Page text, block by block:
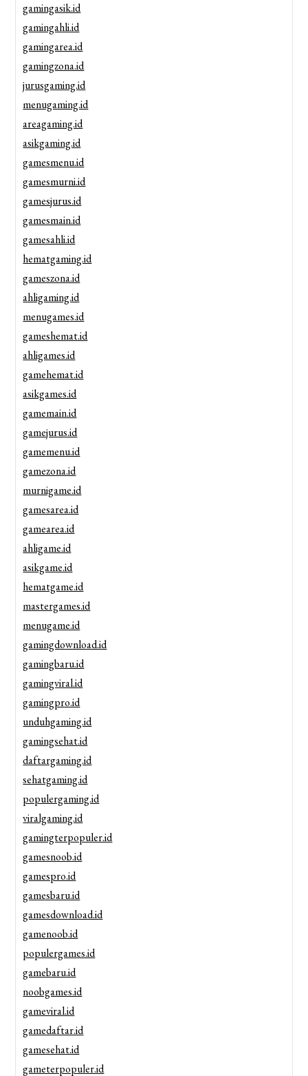
gamingasik.id
gamingahli.id
gamingarea.id
gamingzona.id
jurusgaming.id
menugaming.id
areagaming.id
asikgaming.id
gamesmenu.id
gamesmurni.id
gamesjurus.id
gamesmain.id
gamesahli.id
hematgaming.id
gameszona.id
ahligaming.id
menugames.id
gameshemat.id
ahligames.id
gamehemat.id
asikgames.id
gamemain.id
gamejurus.id
gamemenu.id
gamezona.id
murnigame.id
gamesarea.id
gamearea.id
ahligame.id
asikgame.id
hematgame.id
mastergames.id
menugame.id
gamingdownload.id
gamingbaru.id
gamingviral.id
gamingpro.id
unduhgaming.id
gamingsehat.id
daftargaming.id
sehatgaming.id
populergaming.id
viralgaming.id
gamingterpopuler.id
gamesnoob.id
gamespro.id
gamesbaru.id
gamesdownload.id
gamenoob.id
populergames.id
gamebaru.id
noobgames.id
gameviral.id
gamedaftar.id
gamesehat.id
gameterpopuler.id